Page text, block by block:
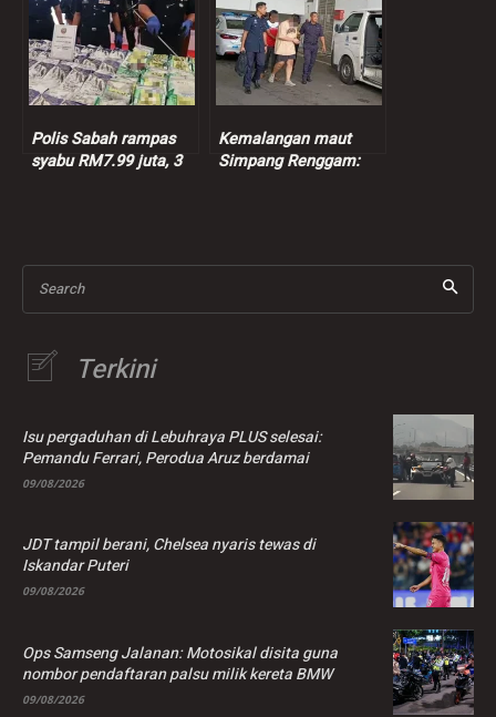
Polis Sabah rampas
syabu RM7.99 juta, 3
Kemalangan maut
Simpang Renggam:
Search
Terkini
Isu pergaduhan di Lebuhraya PLUS selesai:
Pemandu Ferrari, Perodua Aruz berdamai
09/08/2026
JDT tampil berani, Chelsea nyaris tewas di
Iskandar Puteri
09/08/2026
Ops Samseng Jalanan: Motosikal disita guna
nombor pendaftaran palsu milik kereta BMW
09/08/2026